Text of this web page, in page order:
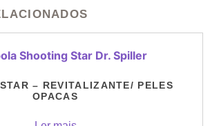
– REVITALIZANTE/ PELES
OPACAS